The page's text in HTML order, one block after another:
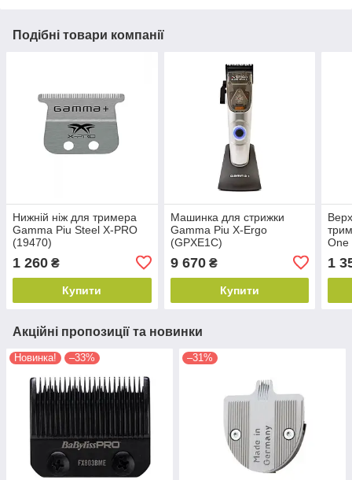
Подібні товари компанії
Нижній ніж для тримера
Gamma Piu Steel X-PRO
(19470)
1 260 ₴
Купити
Машинка для стрижки
Gamma Piu X-Ergo
(GPXE1C)
9 670₴
Купити
One
1
Акційні пропозиції та новинки
Новинка! –33% –31%